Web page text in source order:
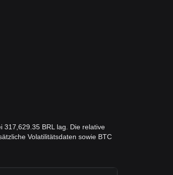
317,629.35 BRL lag. Die relative
Volatilitätsdaten sowie BTC